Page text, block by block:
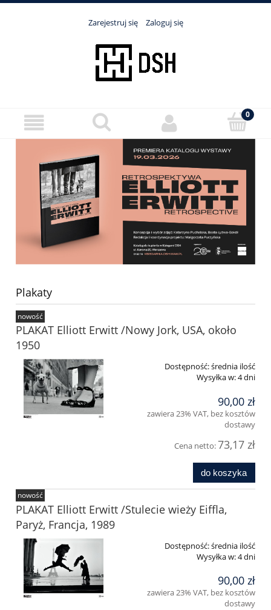
Zarejestruj się Zaloguj się
Plakaty
PLAKAT Elliott Erwitt /Nowy Jork, USA, około
1950
Dostępność:średnia ilość
Wysyłka w:4 dni
90,00 zł
zawiera 23% VAT, bez kosztów
dostawy
Cena netto:73,17 zł
do koszyka
nowość
PLAKAT Elliott Erwitt /Stulecie wieży Eiffla,
Paryż, Francja, 1989
Dostępność:średnia ilość
Wysyłka w:4 dni
90,00 zł
zawiera 23% VAT, bez kosztów
dostawy
nowość